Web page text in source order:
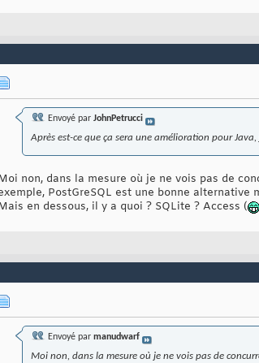
Envoyé par JohnPetrucci
Après est-ce que ça sera une amélioration pour
non, dans la mesure où je ne vois pas de
PostGreSQL est une bonne
en dessous, il y a quoi ? SQLite ? Access (
Envoyé par manudwarf
Moi non, dans la mesure où je ne vois pas de